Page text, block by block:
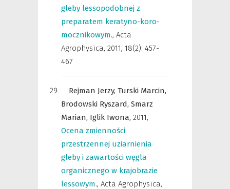
gleby lessopodobnej z
preparatem keratyno-koro-
mocznikowym., Acta
Agrophysica, 2011, 18(2): 457-
467
Rejman Jerzy, Turski Marcin,
Brodowski Ryszard, Smarz
Marian, Iglik Iwona, 2011,
Ocena zmienności
przestrzennej uziarnienia
gleby i zawartości węgla
organicznego w krajobrazie
lessowym., Acta Agrophysica,